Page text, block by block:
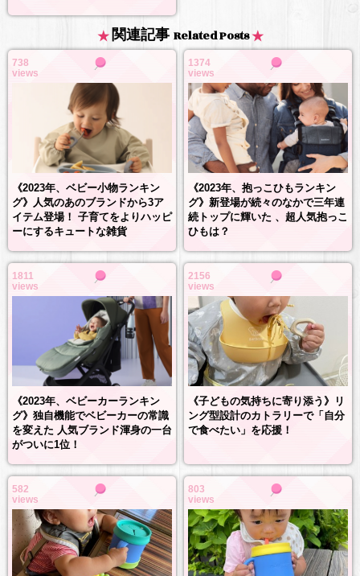
関連記事 Related Posts
738
views
《2023年、ベビー小物ランキン
グ》人気のあのブランドから3ア
イテム登場！ 子育てをよりハッピ
ーにするキュートな雑貨
1374
views
《2023年、抱っこひもランキン
グ》新登場が続々のなかで三年連
続トップに輝いた 、超人気抱っこ
ひもは？
1811
views
《2023年、ベビーカーランキン
グ》独自機能でベビーカーの常識
を変えた 人気ブランド渾身の一台
がついに1位！
2156
views
《子どもの気持ちに寄り添う》リ
ング型設計のカトラリーで「自分
で食べたい」を応援！
582
views
803
views